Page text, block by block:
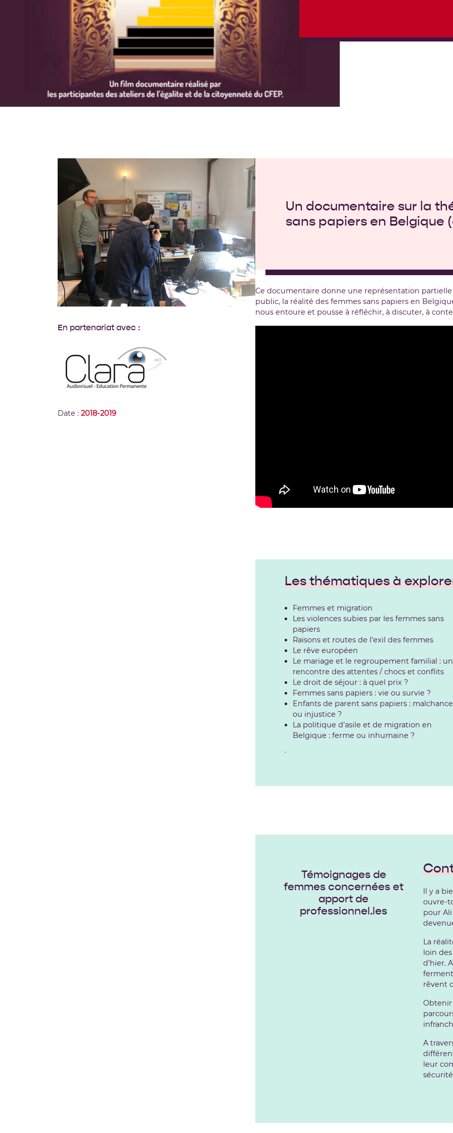
En partenariat avec :
Date : 2018-2019
Un documentaire sur la
sans papiers en Belgique
Ce documentaire donne une représentation
public, la réalité des femmes sans papiers en
nous entoure et pousse à réfléchir, à discuter, à
Les thématiques à
Femmes et migration
Les violences subies par les femmes sans
papiers
Raisons et routes de l’exil des femmes
Le rêve européen
Le mariage et le regroupement familial :
rencontre des attentes / chocs et conflits
Le droit de séjour : à quel prix ?
Femmes sans papiers : vie ou survie ?
Enfants de parent sans papiers : malchance
ou injustice ?
La politique d’asile et de migration en
Belgique : ferme ou inhumaine ?
.
Témoignages de
femmes concernées et
apport de
professionnel.les
ll y a
ouvre-
pour
La
loin
d’hier.
rêvent
Obtenir
A
leur